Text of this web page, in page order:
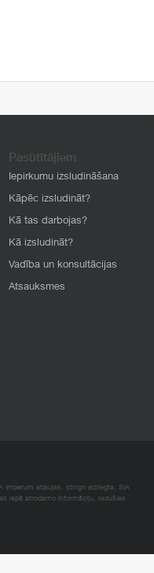
Pasūtītājiem
Iepirkumu izsludināšana
Kāpēc izsludināt?
Kā tas darbojas?
Kā izsludināt?
Vadība un konsultācijas
Atsauksmes
Imperum atļaujas, stingri aizliegta. SIA
lapā atrodamo informāciju, radušies